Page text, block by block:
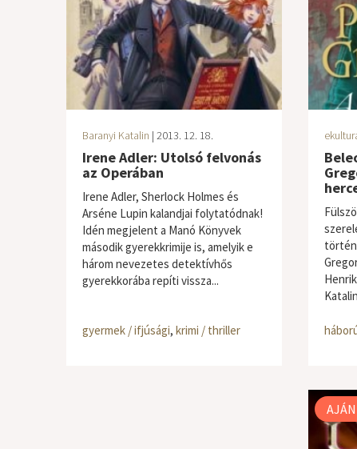
Baranyi Katalin | 2013. 12. 18.
Irene Adler: Utolsó felvonás
az Operában
Irene Adler, Sherlock Holmes és
Arséne Lupin kalandjai folytatódnak!
Idén megjelent a Manó Könyvek
második gyerekkrimije is, amelyik e
három nevezetes detektívhős
gyerekkorába repíti vissza...
gyermek / ifjúsági, krimi / thriller